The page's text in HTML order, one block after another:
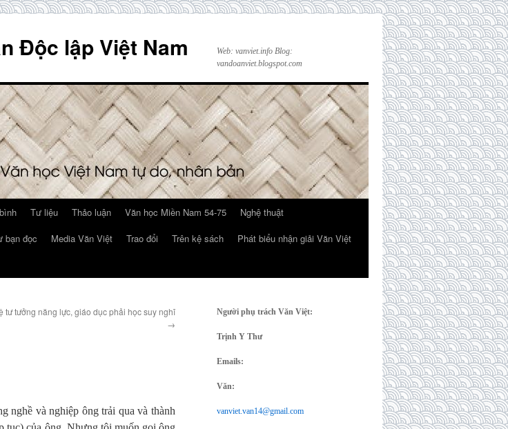
Độc lập Việt Nam
Web: vanviet.info Blog:
vandoanviet.blogspot.com
Tư liệu Thảo luận Văn học Miền Nam 54-75
Nghệ thuật
bạn đọc Media Văn Việt Trao đổi Trên kệ sách
Phát biểu nhận giải Văn Việt
tư tưởng năng lực, giáo dục phải học suy nghĩ
→
nghề và nghiệp ông trải qua và thành
Người phụ trách Văn Việt:
Trịnh Y Thư
Emails:
Văn:
vanviet.van14@gmail.com